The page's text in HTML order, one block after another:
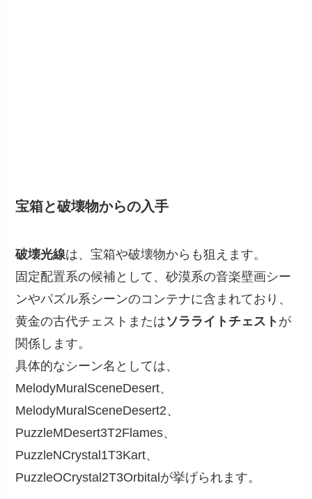
宝箱と破壊物からの入手
破壊光線は、宝箱や破壊物からも狙えます。
固定配置系の候補として、砂漠系の音楽壁画シー
ンやパズル系シーンのコンテナに含まれており、
黄金の古代チェストまたはソラライトチェスト が
関係します。
具体的なシーン名としては、
MelodyMuralSceneDesert、
MelodyMuralSceneDesert2、
PuzzleMDesert3T2Flames、
PuzzleNCrystal1T3Kart、
PuzzleOCrystal2T3Orbitalが挙げられます。